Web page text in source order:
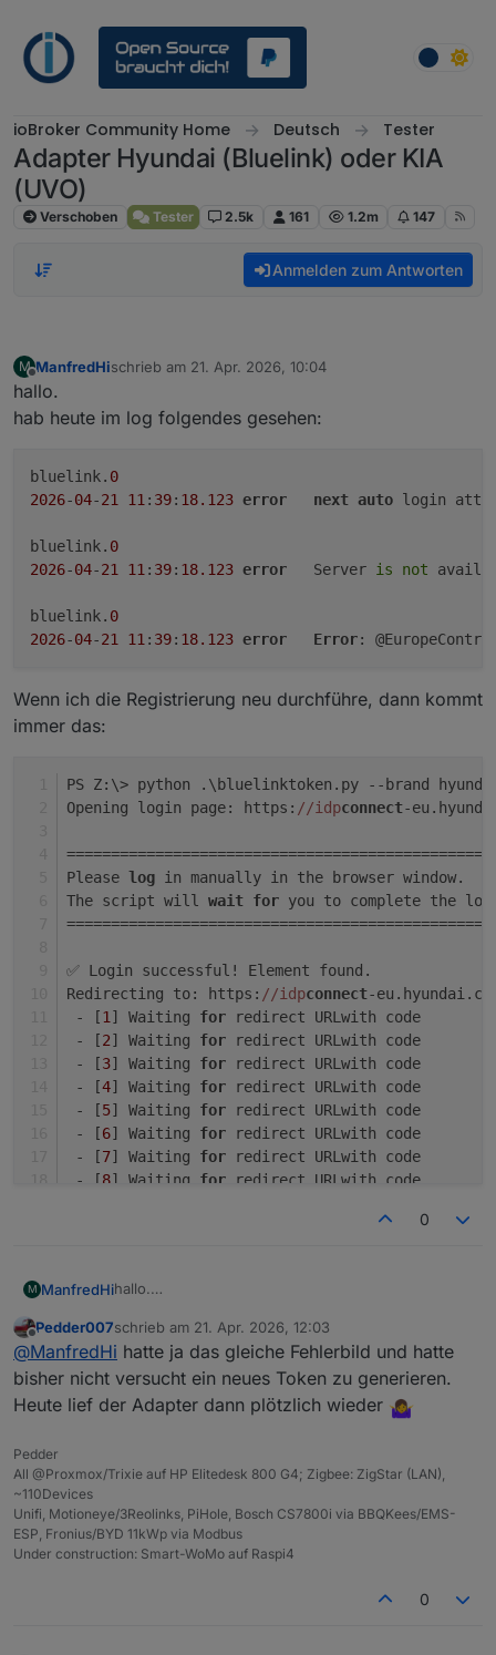
ioBroker Community Home Deutsch Tester
Adapter Hyundai (Bluelink) oder KIA
(UVO)
Verschoben Tester 2.5k 161 1.2m 147
Anmelden zum Antworten
M
Offline
ManfredHischrieb am 21. Apr. 2026, 10:04
zuletzt editiert von
hallo.
hab heute im log folgendes gesehen:
bluelink. 0
2026-04-21 11: 39: 18.123 error next auto login
bluelink. 0
2026-04-21 11: 39: 18.123 error
	Server
is not
bluelink. 0
2026-04-21 11: 39: 18.123 error Error:
Wenn ich die Registrierung neu durchführe, dann kommt
immer das:
PS Z:\> python .\bluelinktoken.py --brand
Opening login page: https: //idpconnect-
Please log in manually in the browser window.
The script will wait for you to complete the
✅ Login successful! Element found.
Redirecting to: https: //idpconnect-
- [1] Waiting for redirect URLwith code
- [2] Waiting for redirect URLwith code
- [3] Waiting for redirect URLwith code
- [4] Waiting for redirect URLwith code
- [5] Waiting for redirect URLwith code
- [6] Waiting for redirect URLwith code
- [7] Waiting for redirect URLwith code
- [8] Waiting for redirect URLwith code
redirect URLwith code
An unexpected error occurred:
0
M ManfredHihallo.
bluelink.0
2026-04-21 11:39:18.123	error	next
bluelink.0
2026-04-21 11:39:18.123	error	Server
Wenn ich die Registrierung neu durchführe, dann
PS Z:\> python .\bluelinktoken.py --brand
The script will wait for you to complete
Redirecting to: https://idpconnect-
Offline
Pedder007schrieb am 21. Apr. 2026, 12:03
zuletzt editiert von
@ManfredHi hatte ja das gleiche Fehlerbild und hatte
bisher nicht versucht ein neues Token zu generieren.
Heute lief der Adapter dann plötzlich wieder
Pedder
All @Proxmox/Trixie auf HP Elitedesk 800 G4; Zigbee: ZigStar (LAN),
~110Devices
Unifi, Motioneye/3Reolinks, PiHole, Bosch CS7800i via BBQKees/EMS-
ESP, Fronius/BYD 11kWp via Modbus
Under construction: Smart-WoMo auf Raspi4
0